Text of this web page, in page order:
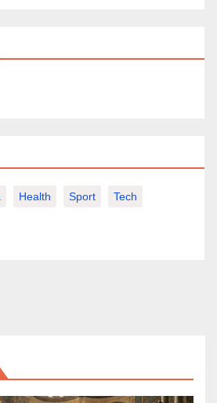
Health Sport Tech